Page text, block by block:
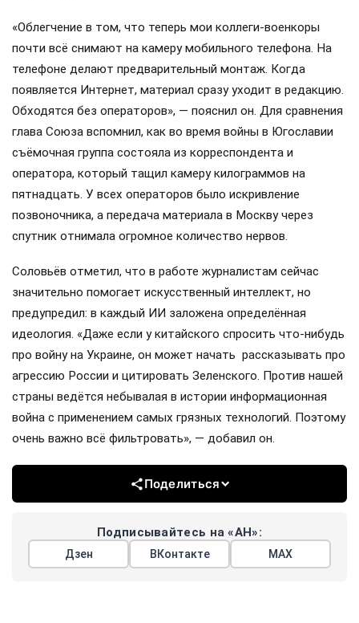
«Облегчение в том, что теперь мои коллеги-военкоры
почти всё снимают на камеру мобильного телефона. На
телефоне делают предварительный монтаж. Когда
появляется Интернет, материал сразу уходит в редакцию.
Обходятся без операторов», — пояснил он. Для сравнения
глава Союза вспомнил, как во время войны в Югославии
съёмочная группа состояла из корреспондента и
оператора, который тащил камеру килограммов на
пятнадцать. У всех операторов было искривление
позвоночника, а передача материала в Москву через
спутник отнимала огромное количество нервов.
Соловьёв отметил, что в работе журналистам сейчас
значительно помогает искусственный интеллект, но
предупредил: в каждый ИИ заложена определённая
идеология. «Даже если у китайского спросить что-нибудь
про войну на Украине, он может начать рассказывать про
агрессию России и цитировать Зеленского. Против нашей
страны ведётся небывалая в истории информационная
война с применением самых грязных технологий. Поэтому
очень важно всё фильтровать», — добавил он.
Поделиться
Подписывайтесь на «АН»:
Дзен ВКонтакте МАХ